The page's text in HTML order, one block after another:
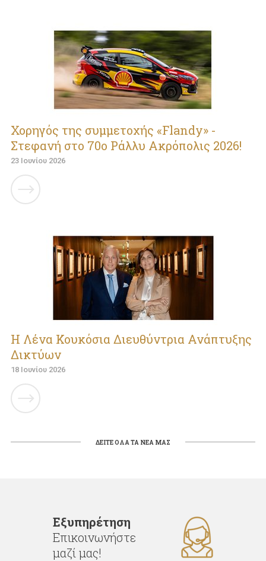
Χορηγός της συμμετοχής «Flandy» -
Στεφανή στο 70ο Ράλλυ Ακρόπολις 2026!
23 Ιουνίου 2026
Η Λένα Κουκόσια Διευθύντρια Ανάπτυξης
Δικτύων
18 Ιουνίου 2026
ΔΕΙΤΕ ΟΛΑ ΤΑ ΝΕΑ ΜΑΣ
Εξυπηρέτηση
Επικοινωνήστε
μαζί μας!